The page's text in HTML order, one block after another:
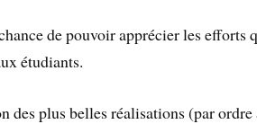
de pouvoir apprécier les efforts
étudiants.
des plus belles réalisations (par